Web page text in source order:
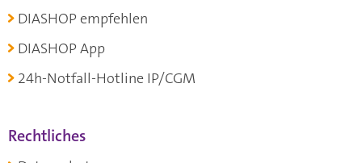
DIASHOP empfehlen
DIASHOP App
24h-Notfall-Hotline IP/CGM
Rechtliches